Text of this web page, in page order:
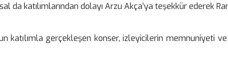
katılımlarından dolayı Arzu Akça’ya teşekkür ederek
katılımla gerçekleşen konser, izleyicilerin memnuniyeti ve